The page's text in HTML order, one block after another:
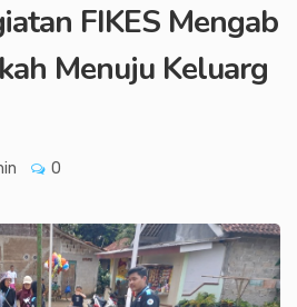
FIKES Mengab
Menuju Keluarg
0